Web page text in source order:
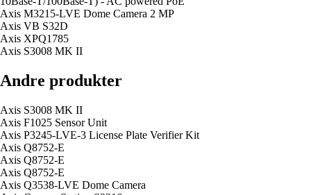
Axis M3215-LVE Dome Camera 2 MP
Axis VB S32D
Axis XPQ1785
Axis S3008 MK II
Andre produkter
Axis S3008 MK II
Axis F1025 Sensor Unit
Axis P3245-LVE-3 License Plate Verifier Kit
Axis Q8752-E
Axis Q8752-E
Axis Q8752-E
Axis Q3538-LVE Dome Camera